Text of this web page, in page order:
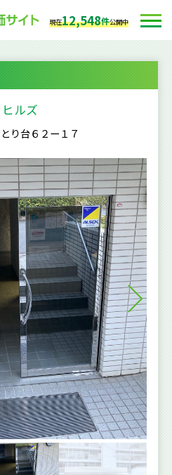
現在12,548件公開中
ルズ
り台６２ー１７